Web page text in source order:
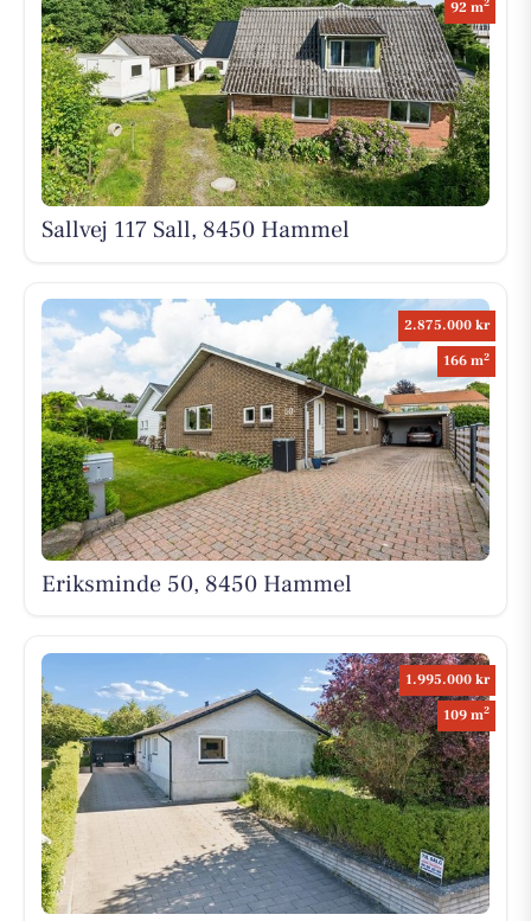
92 m
Sallvej 117 Sall, 8450 Hammel
2.875.000 kr
166 m2
Eriksminde 50, 8450 Hammel
1.995.000 kr
109 m2